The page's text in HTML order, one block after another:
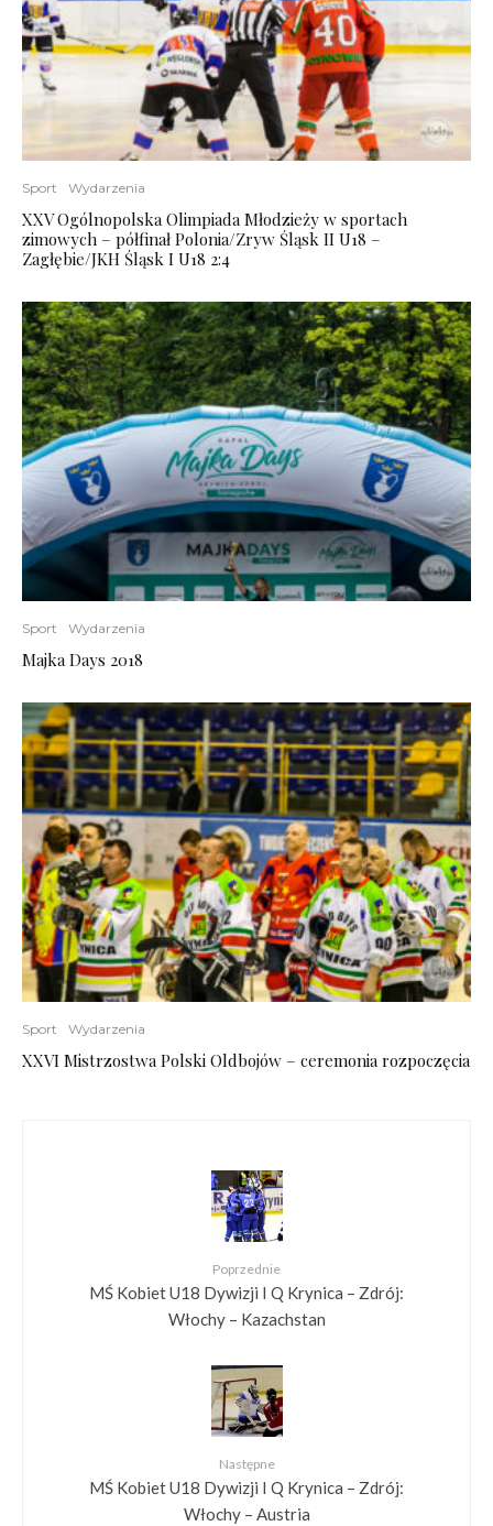
Sport Wydarzenia
XXV Ogólnopolska Olimpiada Młodzieży w sportach
zimowych – półfinał Polonia/Zryw Śląsk II U18 –
Zagłębie/JKH Śląsk I U18 2:4
Sport Wydarzenia
Majka Days 2018
Sport Wydarzenia
XXVI Mistrzostwa Polski Oldbojów – ceremonia rozpoczęcia
Poprzednie
MŚ Kobiet U18 Dywizji I Q Krynica – Zdrój:
Włochy – Kazachstan
Następne
MŚ Kobiet U18 Dywizji I Q Krynica – Zdrój:
Włochy – Austria